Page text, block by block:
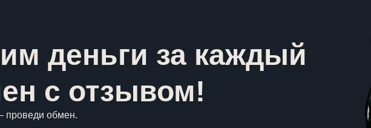
деньги за каждый
с отзывом!
проведи обмен.